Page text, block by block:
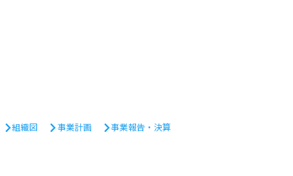
組織図 事業計画 事業報告・決算